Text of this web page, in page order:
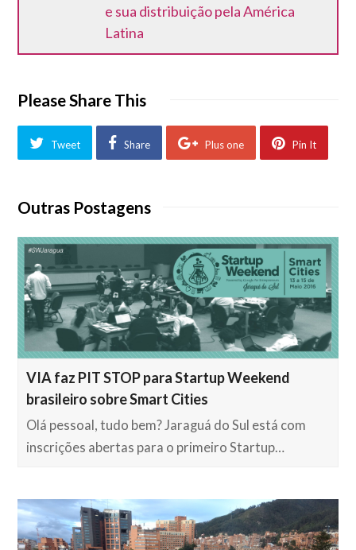
e sua distribuição pela América
Latina
Please Share This
Tweet Share Plus one Pin It
Outras Postagens
VIA faz PIT STOP para Startup Weekend
brasileiro sobre Smart Cities
Olá pessoal, tudo bem? Jaraguá do Sul está com
inscrições abertas para o primeiro Startup…